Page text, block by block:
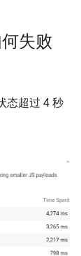
失败
态超过 4 秒